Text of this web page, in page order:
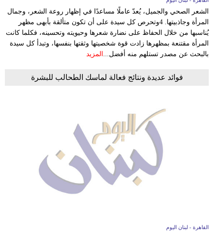
الشعر الصحي والجميل، يُعدّ عاملًا مساعدًا في إظهار روعة الشعر، وجمال
المرأة وجاذبيتها. 4وتحرص كل سيدة على أن تكون متألقة بأبهى مظهر
يُناسبها من خلال الحفاظ على نضارة شعرها وحيويته وتحسينه، فكلما كانت
المرأة مقتنعة بمظهرها زادت قوة شخصيتها وثقتها بنفسها، وتبدأ كل سيدة
بالبحث عن مصدر تستلهم منه أفضل... المزيد
فوائد عديدة ونتائج فعالة لماسك الطحالب للبشرة
القاهرة - لبنان اليوم